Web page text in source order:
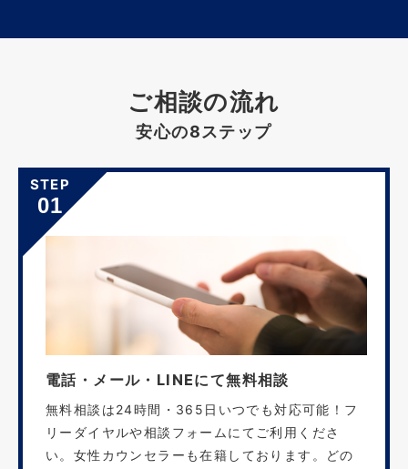
ご相談の流れ
安心の8ステップ
STEP
01
電話・メール・LINEにて無料相談
無料相談は24時間・365日いつでも対応可能！フ
リーダイヤルや相談フォームにてご利用くださ
い。女性カウンセラーも在籍しております。どの